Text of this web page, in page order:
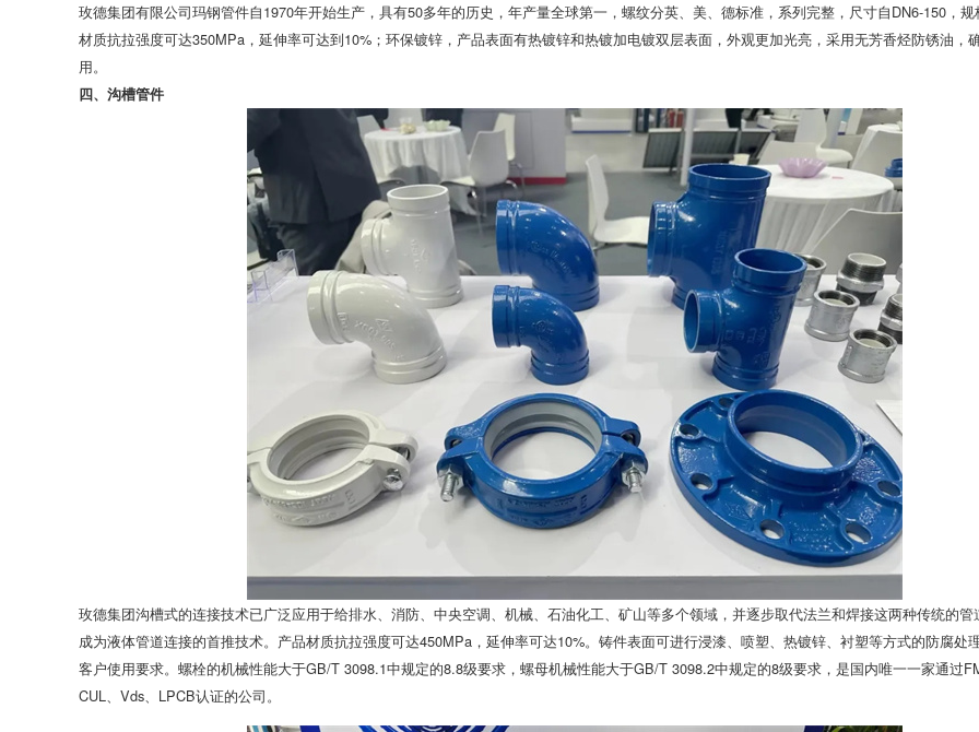
玫德集团有限公司玛钢管件自1970年开始生产，具有50多年的历史，年产量全球第一，螺纹分英、美、德标准，系列完整，尺寸自DN6-150，
材质抗拉强度可达350MPa，延伸率可达到10%；环保镀锌，产品表面有热镀锌和热镀加电镀双层表面，外观更加光亮，采用无芳香烃防锈油，
用。
四、沟槽管件
玫德集团沟槽式的连接技术已广泛应用于给排水、消防、中央空调、机械、石油化工、矿山等多个领域，并逐步取代法兰和焊接这两种传统的管
成为液体管道连接的首推技术。产品材质抗拉强度可达450MPa，延伸率可达10%。铸件表面可进行浸漆、喷塑、热镀锌、衬塑等方式的防腐处
客户使用要求。螺栓的机械性能大于GB/T 3098.1中规定的8.8级要求，螺母机械性能大于GB/T 3098.2中规定的8级要求，是国内唯一一家通过FM
CUL、Vds、LPCB认证的公司。